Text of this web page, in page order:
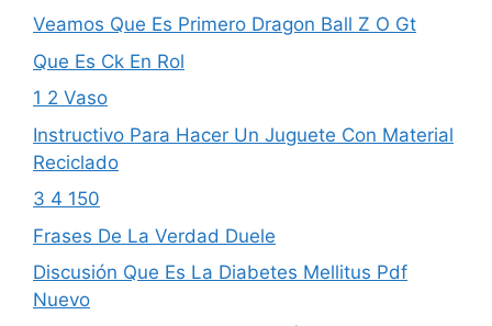
Veamos Que Es Primero Dragon Ball Z O Gt
Que Es Ck En Rol
1 2 Vaso
Instructivo Para Hacer Un Juguete Con Material
Reciclado
3 4 150
Frases De La Verdad Duele
Discusión Que Es La Diabetes Mellitus Pdf
Nuevo